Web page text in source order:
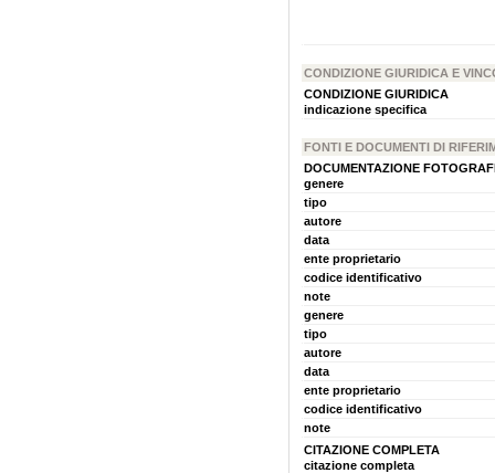
CONDIZIONE GIURIDICA E
CONDIZIONE GIURIDICA
indicazione specifica
FONTI E DOCUMENTI DI
DOCUMENTAZIONE
genere
tipo
autore
data
ente proprietario
codice identificativo
note
genere
tipo
autore
data
ente proprietario
codice identificativo
note
CITAZIONE COMPLETA
citazione completa